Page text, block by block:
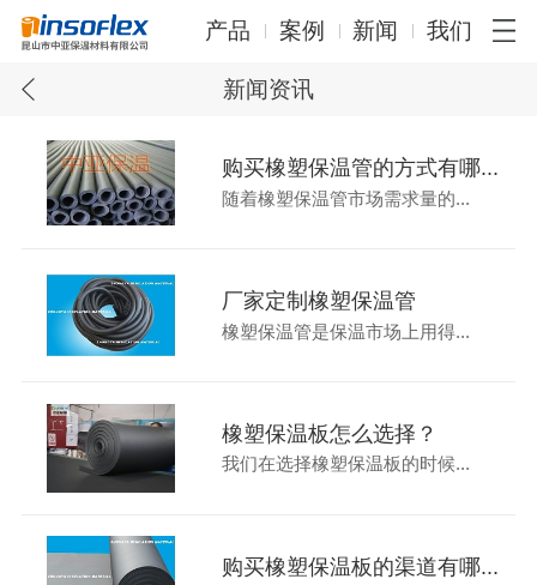
产品 案例 新闻 我们
新闻资讯
购买橡塑保温管的方式有哪...
随着橡塑保温管市场需求量的...
厂家定制橡塑保温管
橡塑保温管是保温市场上用得...
橡塑保温板怎么选择？
我们在选择橡塑保温板的时候...
购买橡塑保温板的渠道有哪...